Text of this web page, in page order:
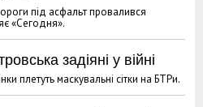
під асфальт провалився
«Сегодня».
задіяні у війні
плетуть маскувальні сітки на БТРи.